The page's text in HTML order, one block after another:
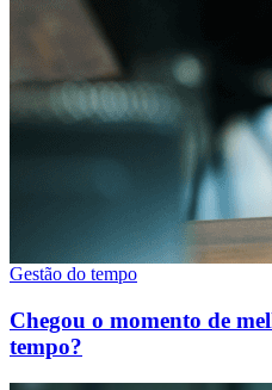
Gestão do tempo
Chegou o momento de
tempo?